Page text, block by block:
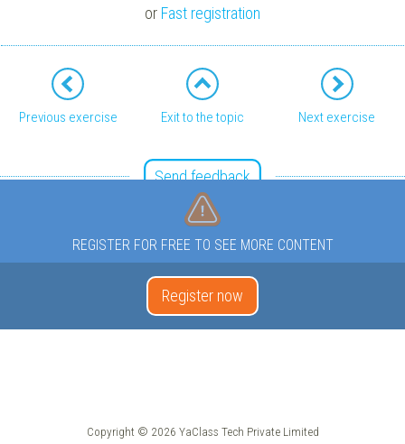
or Fast registration
Previous exercise Exit to the topic Next exercise
Send feedback
REGISTER FOR FREE TO SEE MORE CONTENT
Register now
Copyright © 2026 YaClass Tech Private Limited